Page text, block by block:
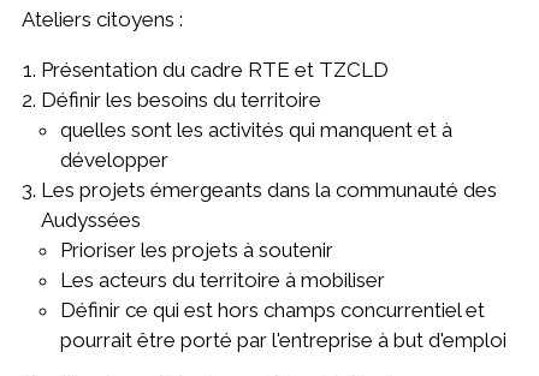
Ateliers citoyens :
Présentation du cadre RTE et TZCLD
Définir les besoins du territoire
quelles sont les activités qui manquent et à
développer
Les projets émergeants dans la communauté des
Audyssées
Prioriser les projets à soutenir
Les acteurs du territoire à mobiliser
Définir ce qui est hors champs concurrentiel et
pourrait être porté par l'entreprise à but d'emploi